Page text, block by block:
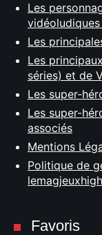
Les
Les
Les
séries) et de
Les super-
Les super-
associés
Mentions
Politique de
Favoris